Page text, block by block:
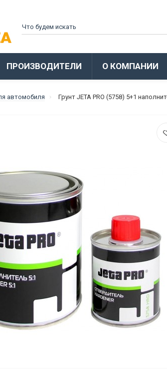
ПРОИЗВОДИТЕЛИ О КОМПАНИИ
автомобиля Грунт JETA PRO (5758) 5+1